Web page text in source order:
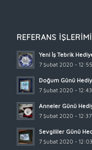
REFERANS
Yeni İş Tebrik
7 Şubat 2020 - 12:55
Doğum Günü
7 Şubat 2020 - 12:43
Anneler Günü
7 Şubat 2020 - 12:37
Sevgililer Günü
7 Şubat 2020 - 12:03